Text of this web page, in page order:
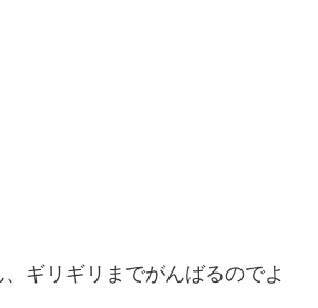
ギリギリまでがんばるのでよ